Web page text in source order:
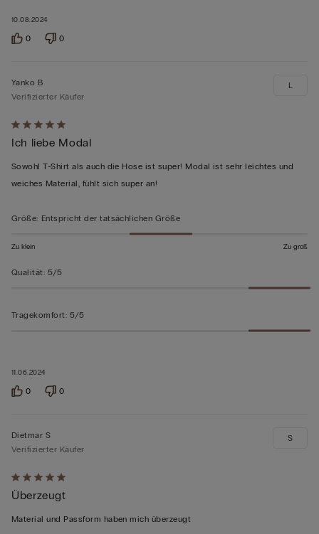
10.08.2024
0 0
Mit
5
von
5
11.06.2024
Yanko B
Verifizierter Käufer
Ich liebe Modal
Sowohl T-Shirt als auch die Hose ist super! Modal ist sehr leichtes und
weiches Material, fühlt sich super an!
L
Größe: Entspricht der tatsächlichen Größe
Zu klein Zu groß
Qualität: 5/5
Tragekomfort: 5/5
0 0
Mit
5
von
Dietmar S
Verifizierter Käufer
Überzeugt
Material und Passform haben mich überzeugt
S